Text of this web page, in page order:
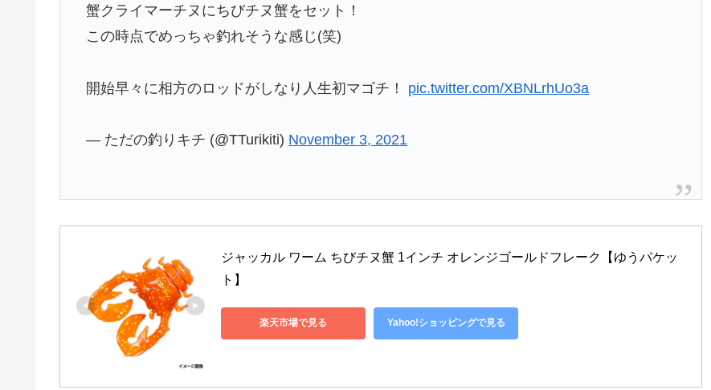
蟹クライマーチヌにちびチヌ蟹をセット！
この時点でめっちゃ釣れそうな感じ(笑)
開始早々に相方のロッドがしなり人生初マゴチ！ pic.twitter.com/XBNLrhUo3a
— ただの釣りキチ (@TTurikiti) November 3, 2021
ジャッカル ワーム ちびチヌ蟹 1インチ オレンジゴールドフレーク【ゆうパケッ
ト】
楽天市場で見る Yahoo!ショッピングで見る